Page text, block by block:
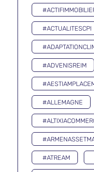
#ACTUALITESCPI
#ADVENISREIM
#ALLEMAGNE
#ATREAM